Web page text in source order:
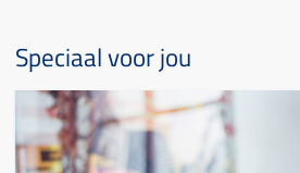
Speciaal voor jou